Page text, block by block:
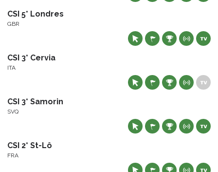
CSI 5* Londres
GBR
CSI 3* Cervia
ITA
CSI 3* Samorin
SVQ
CSI 2* St-Lô
FRA